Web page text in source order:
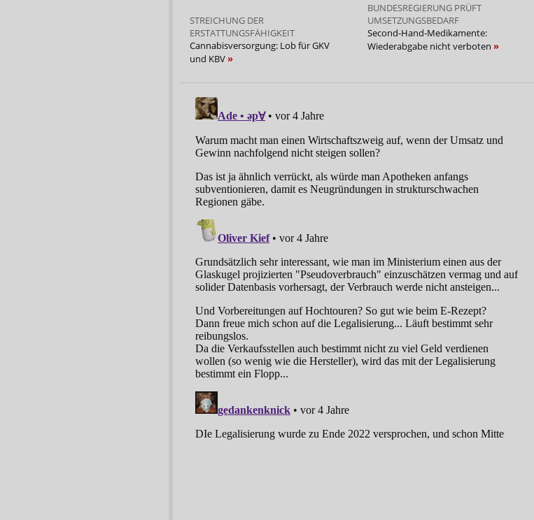
STREICHUNG DER
ERSTATTUNGSFÄHIGKEIT
Cannabisversorgung: Lob für GKV
und KBV
BUNDESREGIERUNG PRÜFT
UMSETZUNGSBEDARF
Second-Hand-Medikamente:
Wiederabgabe nicht verboten